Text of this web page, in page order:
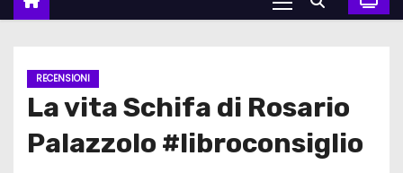
RECENSIONI
La vita Schifa di Rosario
Palazzolo #libroconsiglio